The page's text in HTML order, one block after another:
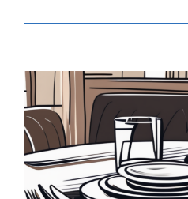
Zeige
grösseres
Bild